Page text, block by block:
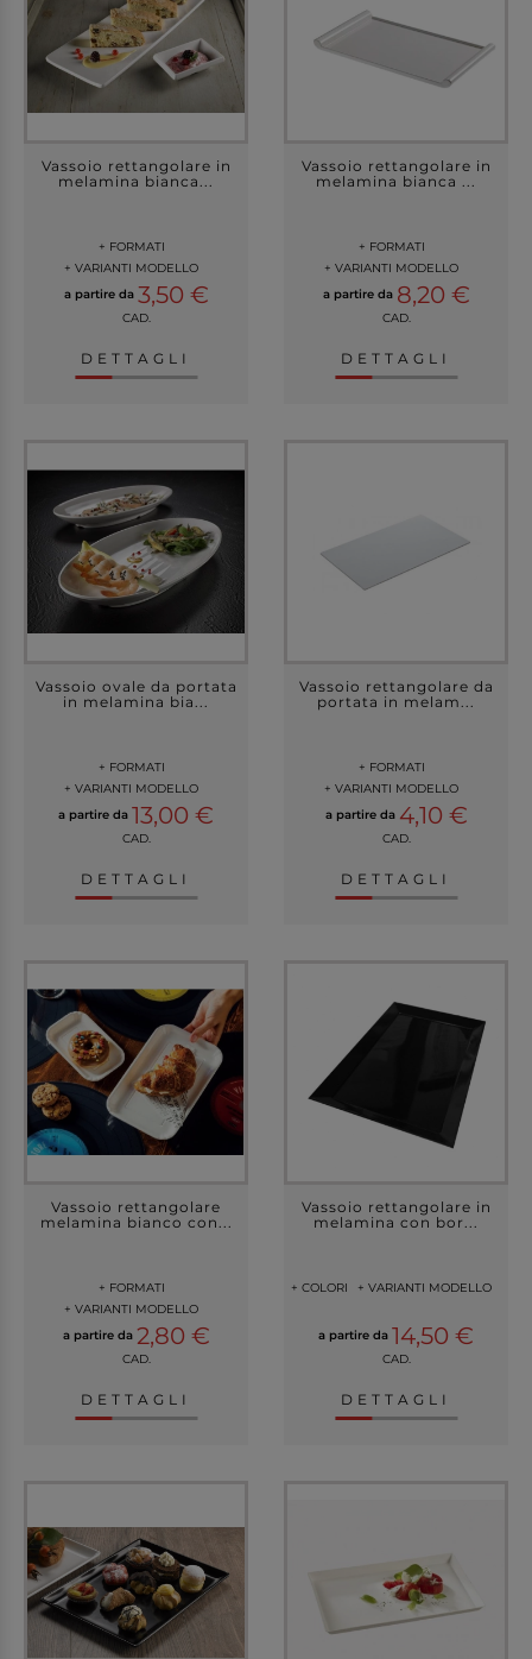
Vassoio rettangolare in
melamina bianca...
+ FORMATI
+ VARIANTI MODELLO
a partire da 3,50 €
CAD.
DETTAGLI
Vassoio rettangolare in
melamina bianca ...
+ FORMATI
+ VARIANTI MODELLO
a partire da 8,20 €
CAD.
DETTAGLI
Vassoio ovale da portata
in melamina bia...
+ FORMATI
+ VARIANTI MODELLO
a partire da 13,00 €
CAD.
DETTAGLI
Vassoio rettangolare da
portata in melam...
+ FORMATI
+ VARIANTI MODELLO
a partire da 4,10 €
CAD.
DETTAGLI
Vassoio rettangolare
melamina bianco con...
+ FORMATI
+ VARIANTI MODELLO
a partire da 2,80 €
CAD.
DETTAGLI
Vassoio rettangolare in
melamina con bor...
+ COLORI + VARIANTI MODELLO
a partire da 14,50 €
CAD.
DETTAGLI